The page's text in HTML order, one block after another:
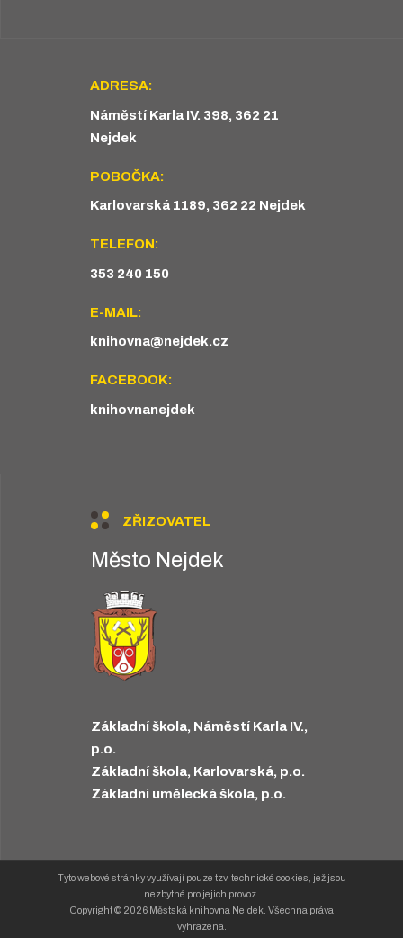
ADRESA:
Náměstí Karla IV. 398, 362 21
Nejdek
POBOČKA:
Karlovarská 1189, 362 22 Nejdek
TELEFON:
353 240 150
E-MAIL:
knihovna@nejdek.cz
FACEBOOK:
knihovnanejdek
ZŘIZOVATEL
Město Nejdek
Základní škola, Náměstí Karla IV.,
p.o.
Základní škola, Karlovarská, p.o.
Základní umělecká škola, p.o.
Tyto webové stránky využívají pouze tzv. technické cookies, jež jsou
nezbytné pro jejich provoz.
Copyright © 2026 Městská knihovna Nejdek. Všechna práva
vyhrazena.